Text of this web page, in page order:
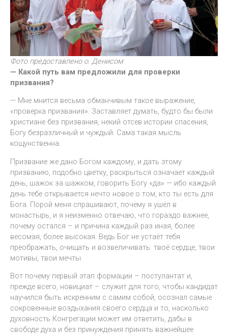
Фото предоставлено о. Денисом
— Какой путь вам предложили для проверки
призвания?
— Мне мнится весьма обманчивым такое выражение,
«проверка призвания». Заставляет думать, будто бы были
христиане без призвания, некий отсев истории спасения,
Богу безразличный и чуждый. Сама такая мысль
кощунственна.
Призвание же дано Богом каждому, и дать этому
призванию, подобно цветку, раскрыться означает каждый
день, шажок за шажком, говорить Богу «да» — ибо каждый
день тебе открывается нечто новое о том, кто ты есть для
Бога. Порой меня спрашивают, почему я ушёл в
монастырь, и я неизменно отвечаю, что гораздо важнее,
почему остался – и причина каждый раз иная, более
весомая, более высокая. Ведь Бог не устаёт тебя
преображать, очищать и возвеличивать: твоё сердце, твои
мотивы, твои мечты.
Вот почему первый этап формации – постулантат и,
прежде всего, новициат – служит для того, чтобы кандидат
научился быть искренним с самим собой, осознал самые
сокровенные воздыхания своего сердца и то, насколько
духовность Конгрегации может им ответить, дабы в
свободе духа и без принуждения принять важнейшее